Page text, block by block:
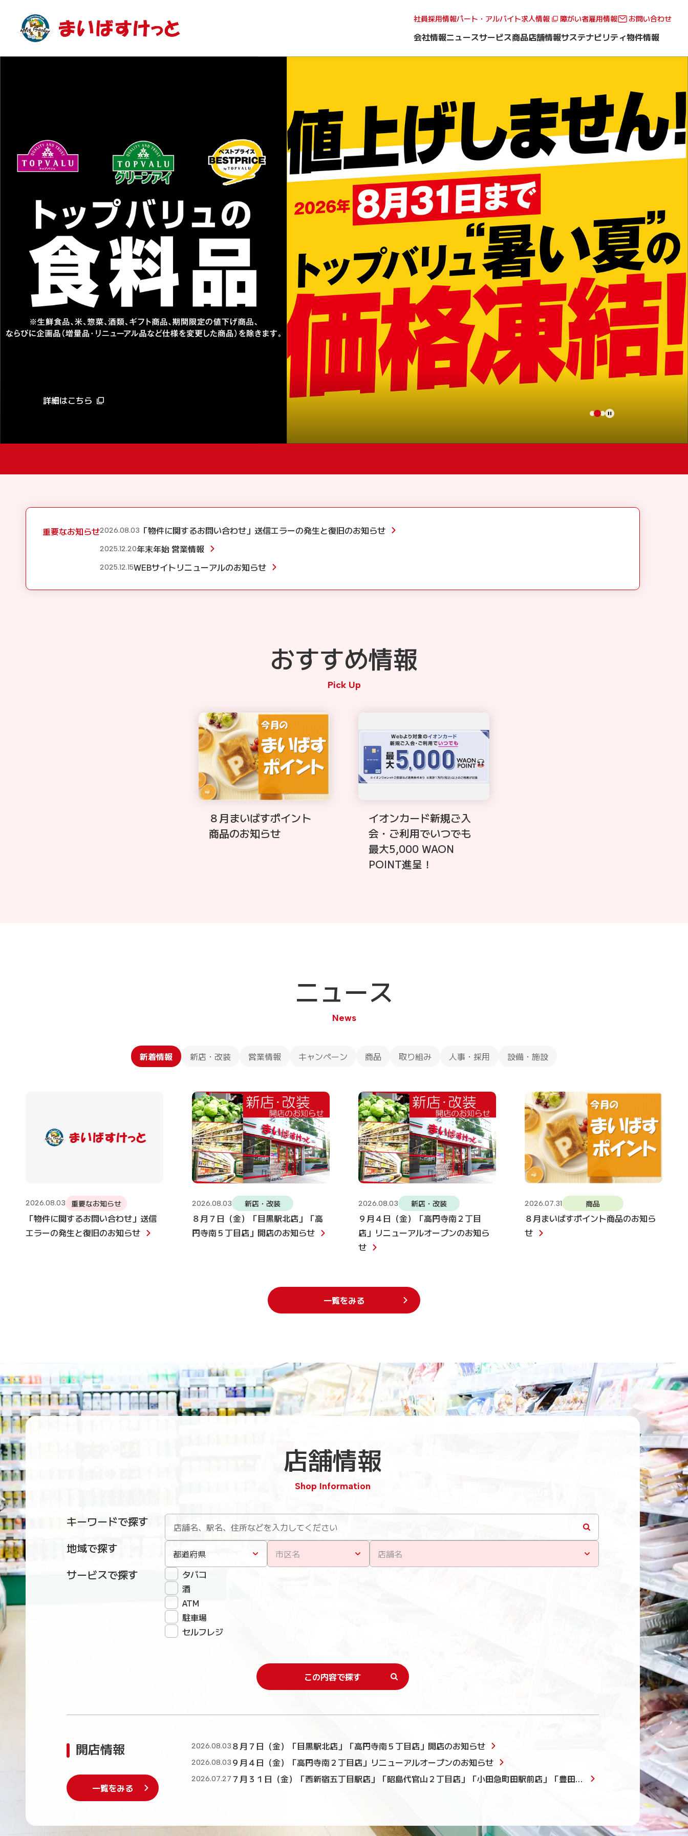
社員採用情報パート・アルバイト求人情報 障がい者雇用情報 お問い合わせ
会社情報ニュースサービス商品店舗情報サステナビリティ物件情報
詳細はこちら
重要なお知らせ2026.08.03 「物件に関するお問い合わせ」送信エラーの発生と復旧のお知らせ
2025.12.20年末年始 営業情報
2025.12.15WEBサイトリニューアルのお知らせ
おすすめ情報
Pick Up
８月まいばすポイント
商品のお知らせ
イオンカード新規ご入
会・ご利用でいつでも
最大5,000 WAON
POINT進呈！
ニュース
News
新着情報 新店・改装 営業情報 キャンペーン 商品 取り組み 人事・採用 設備・施設
2026.08.03 重要なお知らせ
「物件に関するお問い合わせ」送信
エラーの発生と復旧のお知らせ
2026.08.03 新店・改装
８月７日（金）「目黒駅北店」「高
円寺南５丁目店」開店のお知らせ
2026.08.03 新店・改装
９月４日（金）「高円寺南２丁目
店」リニューアルオープンのお知ら
せ
2026.07.31 商品
８月まいばすポイント商品のお知ら
せ
一覧をみる
店舗情報
Shop Information
キーワードで探す
地域で探す
都道府県 市区名 店舗名
サービスで探す
タバコ
酒
ATM
駐車場
セルフレジ
この内容で探す
開店情報 2026.08.03 ８月７日（金）「目黒駅北店」「高円寺南５丁目店」開店のお知らせ
2026.08.03 ９月４日（金）「高円寺南２丁目店」リニューアルオープンのお知らせ
2026.07.27 ７月３１日（金）「西新宿五丁目駅店」「昭島代官山２丁目店」「小田急町田駅前店」「豊田駅
一覧をみる